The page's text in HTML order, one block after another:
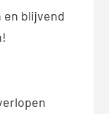
blijvend